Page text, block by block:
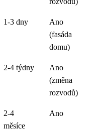
1-3 dny
Ano
(fasáda
domu)
2-4 týdny
Ano
(změna
rozvodů)
2-4
měsíce
Ano